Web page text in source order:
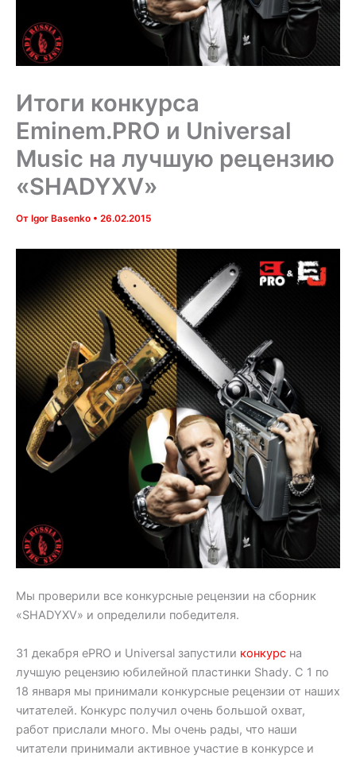
Итоги конкурса
Eminem.PRO и Universal
Music на лучшую рецензию
«SHADYXV»
От Igor Basenko • 26.02.2015
Мы проверили все конкурсные рецензии на сборник
«SHADYXV» и определили победителя.
31 декабря ePRO и Universal запустили конкурс на
лучшую рецензию юбилейной пластинки Shady. С 1 по
18 января мы принимали конкурсные рецензии от наших
читателей. Конкурс получил очень большой охват,
работ прислали много. Мы очень рады, что наши
читатели принимали активное участие в конкурсе и